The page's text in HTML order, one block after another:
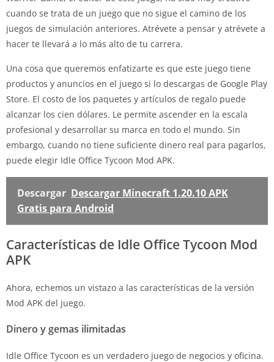
cuando se trata de un juego que no sigue el camino de los
juegos de simulación anteriores. Atrévete a pensar y atrévete a
hacer te llevará a lo más alto de tu carrera.
Una cosa que queremos enfatizarte es que este juego tiene
productos y anuncios en el juego si lo descargas de Google Play
Store. El costo de los paquetes y artículos de regalo puede
alcanzar los cien dólares. Le permite ascender en la escala
profesional y desarrollar su marca en todo el mundo. Sin
embargo, cuando no tiene suficiente dinero real para pagarlos,
puede elegir Idle Office Tycoon Mod APK.
Descargar Descargar Minecraft 1.20.10 APK
Gratis para Android
Características de Idle Office Tycoon Mod
APK
Ahora, echemos un vistazo a las características de la versión
Mod APK del juego.
Dinero y gemas ilimitadas
Idle Office Tycoon es un verdadero juego de negocios y oficina.